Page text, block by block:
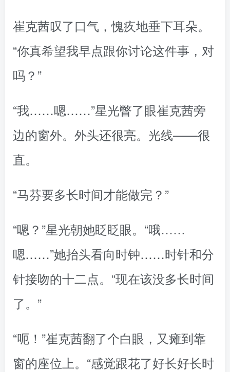
崔克茜叹了口气，愧疚地垂下耳朵。
“你真希望我早点跟你讨论这件事，对
吗？”
“我……嗯……”星光瞥了眼崔克茜旁
边的窗外。外头还很亮。光线——很
直。
“马芬要多长时间才能做完？”
“嗯？”星光朝她眨眨眼。“哦……
嗯……”她抬头看向时钟……时针和分
针接吻的十二点。“现在该没多长时间
了。”
“呃！”崔克茜翻了个白眼，又瘫到靠
窗的座位上。“感觉跟花了好长好长时